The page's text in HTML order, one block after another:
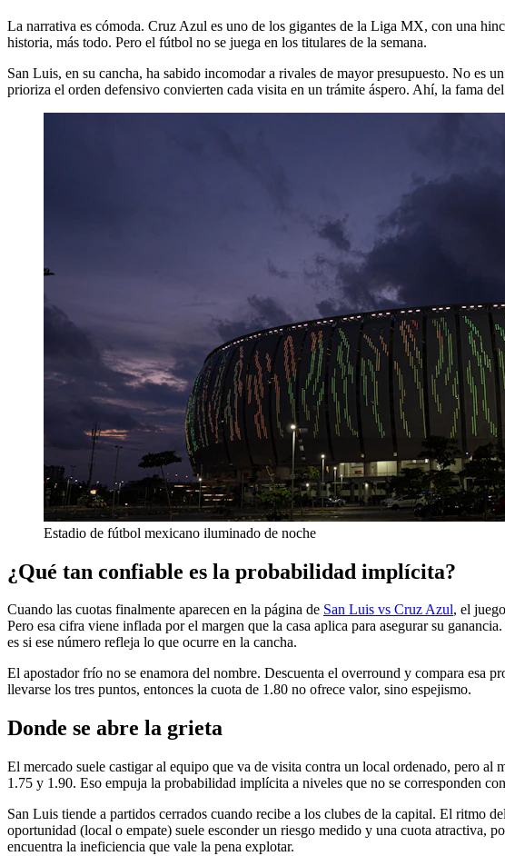
La narrativa es cómoda. Cruz Azul es uno de los gigantes de la Liga MX, con una
historia, más todo. Pero el fútbol no se juega en los titulares de la semana.
San Luis, en su cancha, ha sabido incomodar a rivales de mayor presupuesto. No es
prioriza el orden defensivo convierten cada visita en un trámite áspero. Ahí, la fama
Estadio de fútbol mexicano iluminado de noche
¿Qué tan confiable es la probabilidad implícita?
Cuando las cuotas finalmente aparecen en la página de San Luis vs Cruz Azul, el
Pero esa cifra viene inflada por el margen que la casa aplica para asegurar su
es si ese número refleja lo que ocurre en la cancha.
El apostador frío no se enamora del nombre. Descuenta el overround y compara esa
llevarse los tres puntos, entonces la cuota de 1.80 no ofrece valor, sino espejismo.
Donde se abre la grieta
El mercado suele castigar al equipo que va de visita contra un local ordenado, pero
1.75 y 1.90. Eso empuja la probabilidad implícita a niveles que no se corresponden
San Luis tiende a partidos cerrados cuando recibe a los clubes de la capital. El ritmo
oportunidad (local o empate) suele esconder un riesgo medido y una cuota atractiva,
encuentra la ineficiencia que vale la pena explotar.